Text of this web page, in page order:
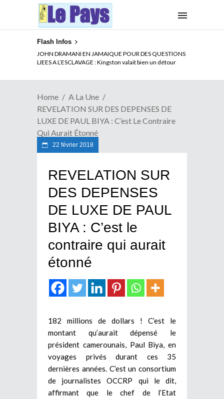
Flash Infos
JOHN DRAMANI EN JAMAIQUE POUR DES QUESTIONS
LIEES A L’ESCLAVAGE : Kingston valait bien un détour
Home
A La Une
REVELATION SUR DES DEPENSES DE
LUXE DE PAUL BIYA : C’est Le Contraire
Qui Aurait Étonné
22 février 2018
REVELATION SUR
DES DEPENSES
DE LUXE DE PAUL
BIYA : C’est le
contraire qui aurait
étonné
182 millions de dollars ! C’est le
montant qu’aurait dépensé le
président camerounais, Paul Biya, en
voyages privés durant ces 35
dernières années. C’est un consortium
de journalistes OCCRP qui le dit,
affirmant que le chef de l’Etat